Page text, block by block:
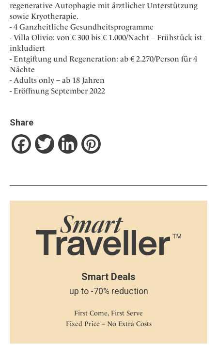
regenerative Autophagie mit ärztlicher Unterstützung
sowie Kryotherapie.
4 Ganzheitliche Gesundheitsprogramme
Villa Olivio: von € 300 bis € 1.000/Nacht – Frühstück ist
inkludiert
Entgiftung und Regeneration: ab € 2.270/Person für 4
Nächte
Adults only – ab 18 Jahren
Eröffnung September 2022
Share
FacebookTwitter LinkedIn
Smart Deals
up to -70% reduction
First Come, First Serve
Fixed Price – No Extra Costs